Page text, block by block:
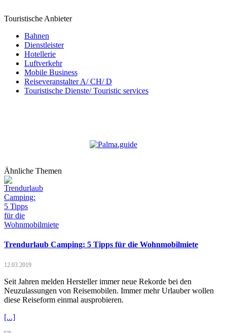
Touristische Anbieter
Bahnen
Dienstleister
Hotellerie
Luftverkehr
Mobile Business
Reiseveranstalter A/ CH/ D
Touristische Dienste/ Touristic services
Ähnliche Themen
Trendurlaub Camping: 5 Tipps für die Wohnmobilmiete
12.03.2019
Seit Jahren melden Hersteller immer neue Rekorde bei den
Neuzulassungen von Reisemobilen. Immer mehr Urlauber wollen
diese Reiseform einmal ausprobieren.
[...]